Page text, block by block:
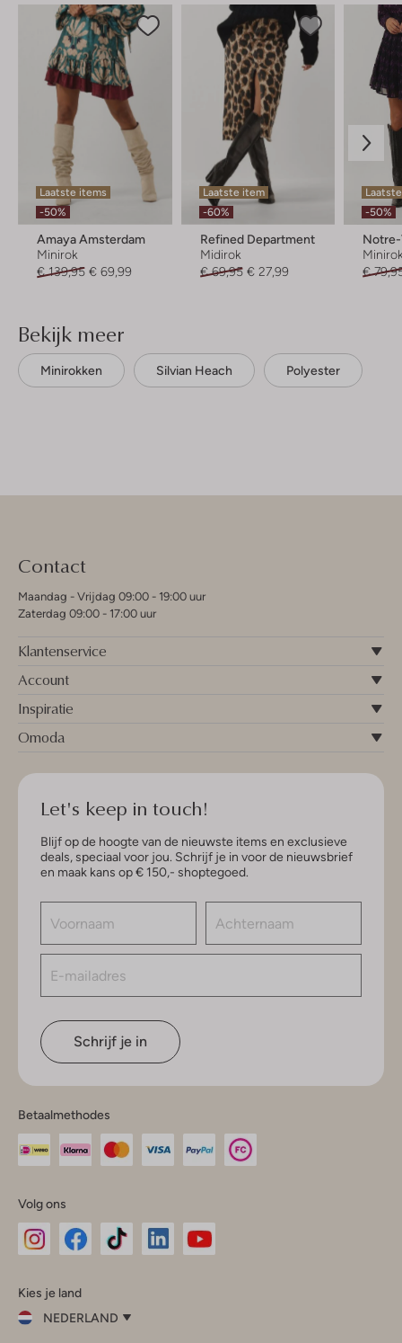
Laatste items
-50%
Amaya Amsterdam
Minirok
€ 139,95 € 69,99
Laatste item
-60%
Refined Department
Midirok
€ 69,95 € 27,99
-50%
€
Bekijk meer
Minirokken Silvian Heach Polyester
Contact
Maandag - Vrijdag 09:00 - 19:00 uur
Zaterdag 09:00 - 17:00 uur
Klantenservice
Account
Inspiratie
Omoda
Let's keep in touch!
Blijf op de hoogte van de nieuwste items en exclusieve
deals, speciaal voor jou. Schrijf je in voor de nieuwsbrief
en maak kans op € 150,- shoptegoed.
Schrijf je in
Betaalmethodes
Volg ons
InstagramFacebook
Kies je land
NEDERLAND